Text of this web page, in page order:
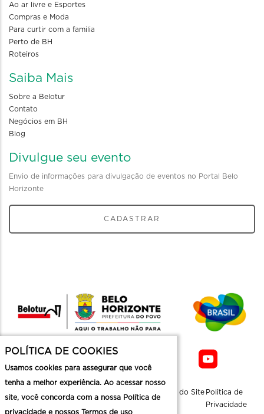
Ao ar livre e Esportes
Compras e Moda
Para curtir com a familia
Perto de BH
Roteiros
Saiba Mais
Sobre a Belotur
Contato
Negócios em BH
Blog
Divulgue seu evento
Envio de informações para divulgação de eventos no Portal Belo
Horizonte
CADASTRAR
Mapa do Site Politica de
Privacidade
POLÍTICA DE COOKIES
Usamos cookies para assegurar que você
tenha a melhor experiência. Ao acessar nosso
site, você concorda com a nossa Política de
privacidade e nossos Termos de uso